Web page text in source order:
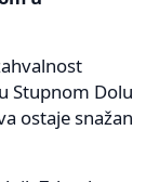
Stupnom Dolu
ostaje snažan